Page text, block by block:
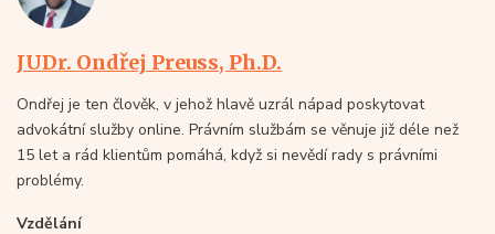
JUDr. Ondřej Preuss, Ph.D.
Ondřej je ten člověk, v jehož hlavě uzrál nápad poskytovat
advokátní služby online. Právním službám se věnuje již déle než
15 let a rád klientům pomáhá, když si nevědí rady s právními
problémy.
Vzdělání